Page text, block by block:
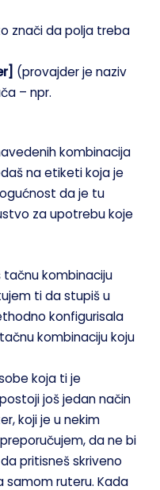
znači da polja treba
(provajder je naziv
– npr.
kombinacija
na etiketi koja je
da je tu
za upotrebu koje
tačnu kombinaciju
ti da stupiš u
konfigurisala
kombinaciju koju
koja ti je
još jedan način
koji je u nekim
da ne bi
pritisneš skriveno
samom ruteru. Kada